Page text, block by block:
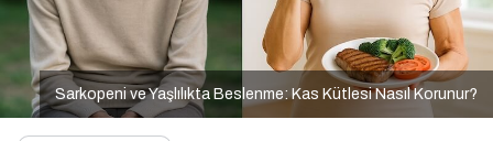
Sarkopeni ve Yaşlılıkta Beslenme: Kas Kütlesi Nasıl Korunur?